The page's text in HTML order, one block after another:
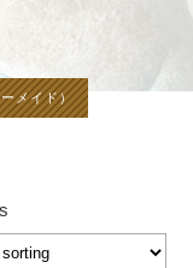
メイド）